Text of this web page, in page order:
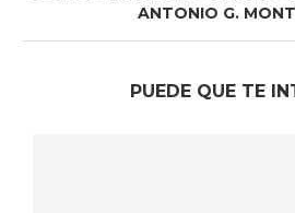
ANTONIO G.
PUEDE QUE TE